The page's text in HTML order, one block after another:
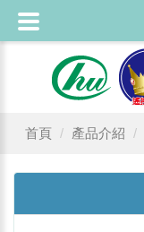
首頁 產品介紹